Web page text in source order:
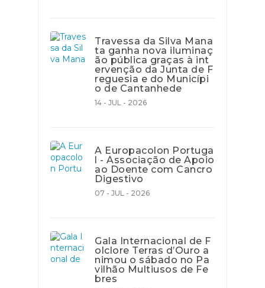
Travessa da Silva Mana
ta ganha nova iluminaç
ão pública graças à int
ervenção da Junta de F
reguesia e do Municípi
o de Cantanhede
14 - JUL - 2026
A Europacolon Portuga
l - Associação de Apoio
ao Doente com Cancro
Digestivo
07 - JUL - 2026
Gala Internacional de F
olclore Terras d’Ouro a
nimou o sábado no Pa
vilhão Multiusos de Fe
bres